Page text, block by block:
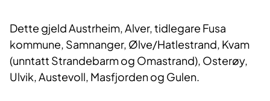
Dette gjeld Austrheim, Alver, tidlegare Fusa
kommune, Samnanger, Ølve/Hatlestrand, Kvam
(unntatt Strandebarm og Omastrand), Osterøy,
Ulvik, Austevoll, Masfjorden og Gulen.